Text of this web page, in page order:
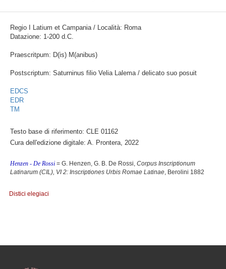
Regio I Latium et Campania / Località: Roma
Datazione: 1-200 d.C.
Praescritpum: D(is) M(anibus)
Postscriptum: Saturninus filio Velia Lalema / delicato suo posuit
EDCS
EDR
TM
Testo base di riferimento: CLE 01162
Cura dell'edizione digitale: A. Prontera, 2022
Henzen - De Rossi = G. Henzen, G. B. De Rossi, Corpus Inscriptionum
Latinarum (CIL), VI 2: Inscriptiones Urbis Romae Latinae, Berolini 1882
Distici elegiaci